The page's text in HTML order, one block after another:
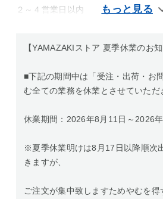
２～４営業日以内
【YAMAZAKIストア 夏季休業のお知
■下記の期間中は「受注・出荷・お
む全ての業務を休業とさせていただ
休業期間：2026年8月11日～2026
※夏季休業明けは8月17日以降順次
きますが、
ご注文が集中致しますためやむを得